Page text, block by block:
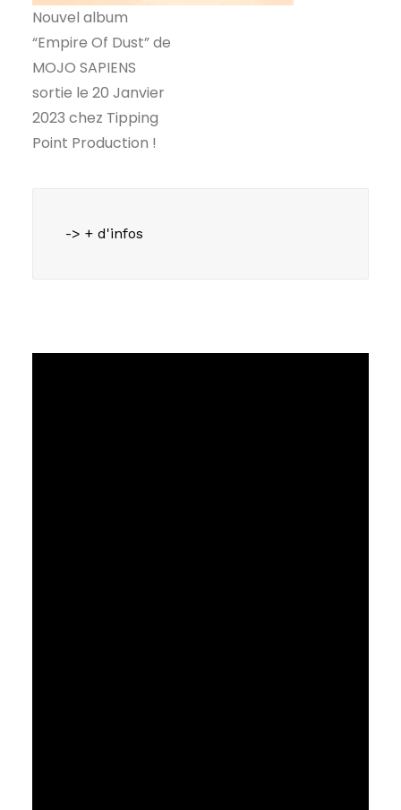
Nouvel album
“Empire Of Dust” de
MOJO SAPIENS
sortie le 20 Janvier
2023 chez Tipping
Point Production !
-> + d'infos